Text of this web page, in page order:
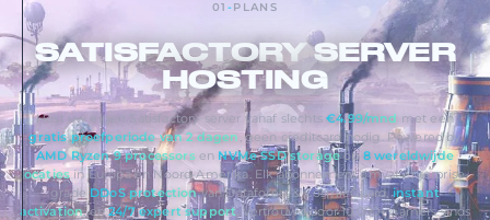
01 -PLANS
SATISFACTORY SERVER
HOSTING
Host uw eigen Satisfactory-server vanaf slechts€4.99/mnd met een
gratis proefperiode van 2 dagen, geen creditcard nodig. Powered by
AMD Ryzen 9 processorsen NVMe SSD storageop 8 wereldwijde
locaties in Europa en Noord-Amerika. Elk abonnement omvat enterprise-
grade DDoS protectionvan Dataforest & CosmicGuard,instant
activation, en24/7 expert support. Vertrouwd door 10,000+ gamers sinds